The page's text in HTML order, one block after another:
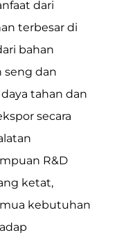
dari
terbesar di
bahan
seng dan
tahan dan
secara
R&D
ketat,
kebutuhan